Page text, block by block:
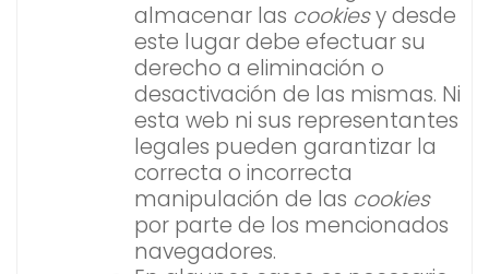
almacenar las cookiesy desde
este lugar debe efectuar su
derecho a eliminación o
desactivación de las mismas. Ni
esta web ni sus representantes
legales pueden garantizar la
correcta o incorrecta
manipulación de las cookies
por parte de los mencionados
navegadores.